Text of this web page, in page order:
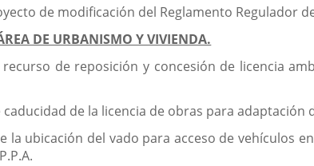
de modificación del Reglamento Regulador
DE URBANISMO Y VIVIENDA.
de reposición y concesión de licencia
de la licencia de obras para adaptación
la ubicación del vado para acceso de vehículos